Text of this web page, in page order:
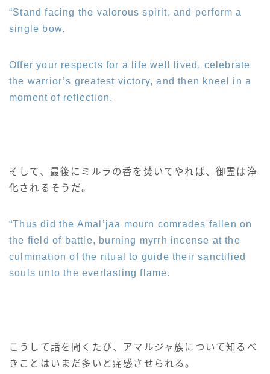
“Stand facing the valorous spirit, and perform a
single bow.
Offer your respects for a life well lived, celebrate
the warrior’s greatest victory, and then kneel in a
moment of reflection.
そして、最後にミルラの香を焚いてやれば、御霊は浄
化されるそうだ。
“Thus did the Amal’jaa mourn comrades fallen on
the field of battle, burning myrrh incense at the
culmination of the ritual to guide their sanctified
souls unto the everlasting flame.
こうして話を聞くたび、アマルジャ族について知るべ
きことはいまだ多いと痛感させられる。